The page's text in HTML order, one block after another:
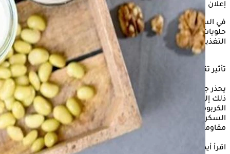
إعلان
في السياق التالي، يوضح " الكونسلتو"، تأثير تناول الحليب مع
حلويات العيد، وذلك حسبما ذكره الدكتور كريم جمال أخصائي
التغذية العلاجية.
تأثير تناول الحليب مع حلويات العيد
يحذر جمال من الإفراط في تناول حلويات العيد مع الحليب، مرجعًا
ذلك إلى أن
الحليب وحلويات العيد يحتويان على نسبة عالية من
الكربوهيدرات والسكريات، مما يؤدي إلى ارتفاع سريع لمستويات
السكر في الدم، خاصة عند الأشخاص الذين يعانون من السكري أو
مقاومة الأنسولين.
اقرأ أيضًا: علامات الإفراط في حلويات العيد